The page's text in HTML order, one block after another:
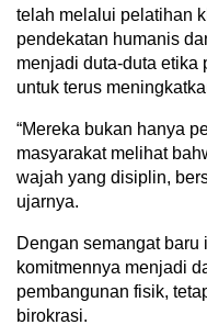
telah melalui pelatihan
pendekatan humanis
menjadi duta-duta etika
untuk terus
“Mereka bukan hanya
masyarakat melihat
wajah yang disiplin,
ujarnya.
Dengan semangat
komitmennya menjadi
pembangunan fisik,
birokrasi.